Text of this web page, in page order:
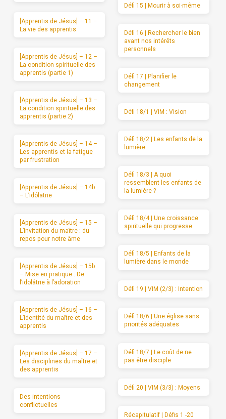
[Apprentis de Jésus] – 11 –
La vie des apprentis
[Apprentis de Jésus] – 12 –
La condition spirituelle des
apprentis (partie 1)
[Apprentis de Jésus] – 13 –
La condition spirituelle des
apprentis (partie 2)
[Apprentis de Jésus] – 14 –
Les apprentis et la fatigue
par frustration
[Apprentis de Jésus] – 14b
– L’idôlatrie
[Apprentis de Jésus] – 15 –
L’invitation du maître : du
repos pour notre âme
[Apprentis de Jésus] – 15b
– Mise en pratique : De
l’idolâtrie à l’adoration
[Apprentis de Jésus] – 16 –
L’identité du maître et des
apprentis
[Apprentis de Jésus] – 17 –
Les disciplines du maître et
des apprentis
Des intentions
conflictuelles
Défi 15 | Mourir à soi-même
Défi 16 | Rechercher le bien
avant nos intérêts
personnels
Défi 17 | Planifier le
changement
Défi 18/1 | VIM : Vision
Défi 18/2 | Les enfants de la
lumière
Défi 18/3 | A quoi
ressemblent les enfants de
la lumière ?
Défi 18/4 | Une croissance
spirituelle qui progresse
Défi 18/5 | Enfants de la
lumière dans le monde
Défi 19 | VIM (2/3) : Intention
Défi 18/6 | Une église sans
priorités adéquates
Défi 18/7 | Le coût de ne
pas être disciple
Défi 20 | VIM (3/3) : Moyens
Récapitulatif | Défis 1 -20